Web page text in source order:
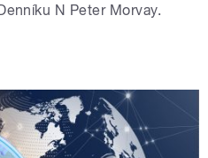
N Peter Morvay.